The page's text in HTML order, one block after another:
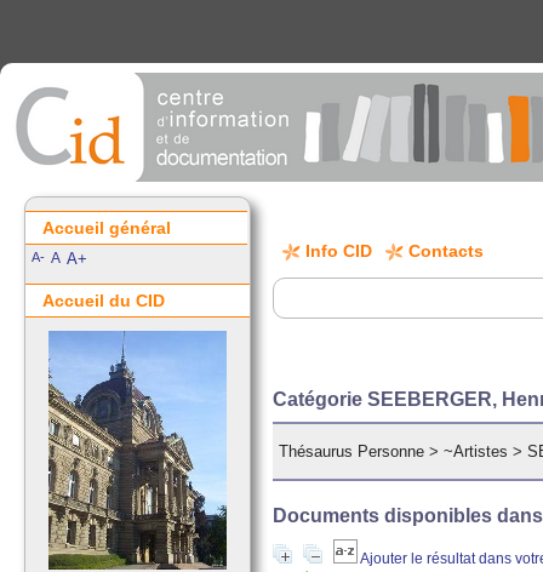
Info CID Contacts
Catégorie SEEBERGER,
Thésaurus Personne >~Artistes >
Documents disponibles
Ajouter le résultat dans
Accueil général
A- A A+
Accueil du CID